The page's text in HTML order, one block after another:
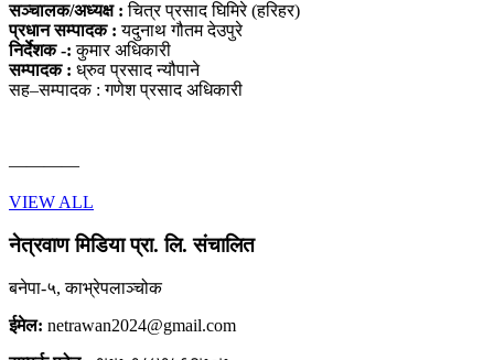
सञ्चालक/अध्यक्ष : चित्र प्रसाद घिमिरे (हरिहर)
प्रधान सम्पादक : यदुनाथ गौतम देउपुरे
निर्देशक -: कुमार अधिकारी
सम्पादक : ध्रुव प्रसाद न्यौपाने
सह–सम्पादक : गणेश प्रसाद अधिकारी
————
VIEW ALL
नेत्रवाण मिडिया प्रा. लि. संचालित
बनेपा-५, काभ्रेपलाञ्चोक
ईमेल: netrawan2024@gmail.com